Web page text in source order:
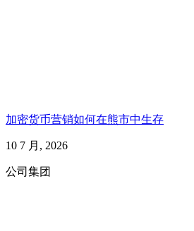
加密货币营销如何在熊市中生存
10 7 月, 2026
公司集团